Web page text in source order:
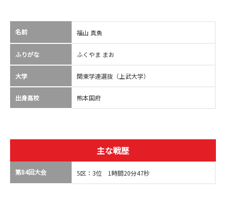
名前 福山 真魚
ふりがな ふくやま まお
大学 関東学連選抜（上武大学）
出身高校 熊本国府
主な戦歴
第84回大会 5区：3位 1時間20分47秒